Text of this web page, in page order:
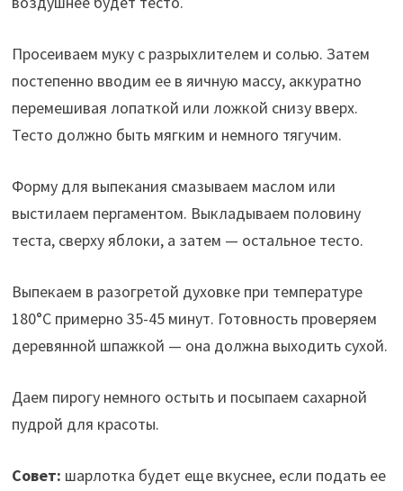
Просеиваем муку с разрыхлителем и солью. Затем
постепенно вводим ее в яичную массу, аккуратно
перемешивая лопаткой или ложкой снизу вверх.
Тесто должно быть мягким и немного тягучим.
Форму для выпекания смазываем маслом или
выстилаем пергаментом. Выкладываем половину
теста, сверху яблоки, а затем — остальное тесто.
Выпекаем в разогретой духовке при температуре
180°C примерно 35-45 минут. Готовность проверяем
деревянной шпажкой — она должна выходить сухой.
Даем пирогу немного остыть и посыпаем сахарной
пудрой для красоты.
Совет: шарлотка будет еще вкуснее, если подать ее